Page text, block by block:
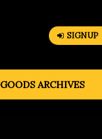
SIGNUP
GOODS ARCHIVES